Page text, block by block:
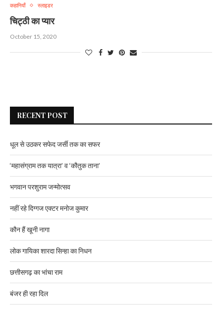
कहानियाँ स्लाइडर
चिट्ठी का प्यार
October 15, 2020
RECENT POST
धूल से उठकर सफेद जर्सी तक का सफर
‘महासंग्राम तक यात्रा’ व ‘कौतुक ताना’
भगवान परशुराम जन्मोत्सव
नहीं रहे दिग्गज एक्टर मनोज कुमार
कौन हैं खूनी नागा
लोक गायिका शारदा सिन्हा का निधन
छत्तीसगढ़ का भांचा राम
बंजर ही रहा दिल